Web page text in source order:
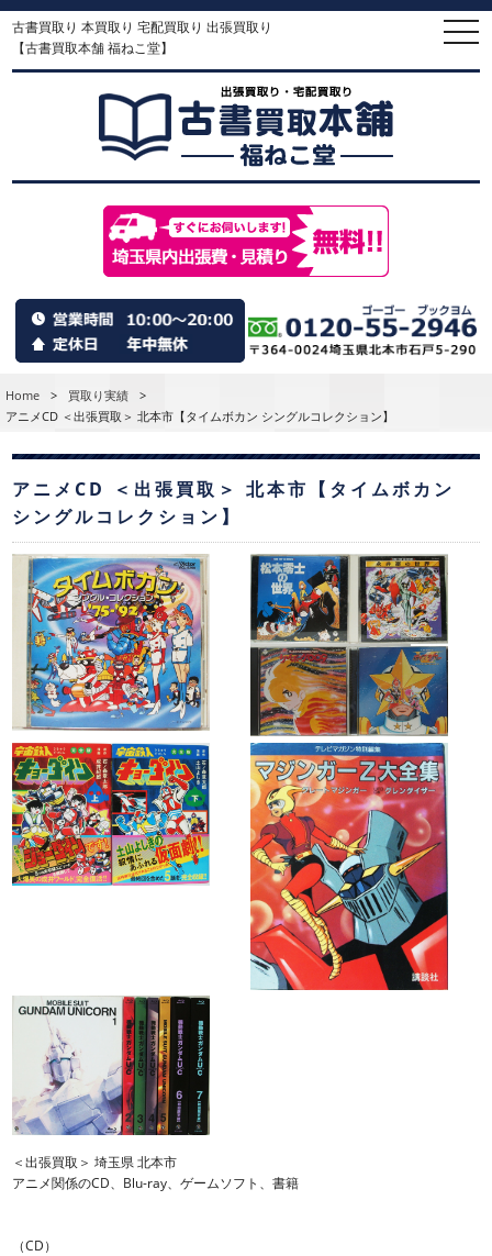
古書買取り 本買取り 宅配買取り 出張買取り
【古書買取本舗 福ねこ堂】
Home > 買取り実績
>
アニメCD ＜出張買取＞ 北本市【タイムボカン シングルコレクション】
アニメCD ＜出張買取＞ 北本市【タイムボカン
シングルコレクション】
＜出張買取＞ 埼玉県 北本市
アニメ関係のCD、Blu-ray、ゲームソフト、書籍
（CD）